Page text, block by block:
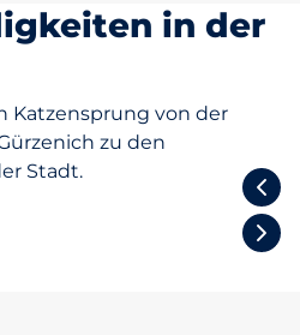
in der
Katzensprung von der
zu den
Stadt.